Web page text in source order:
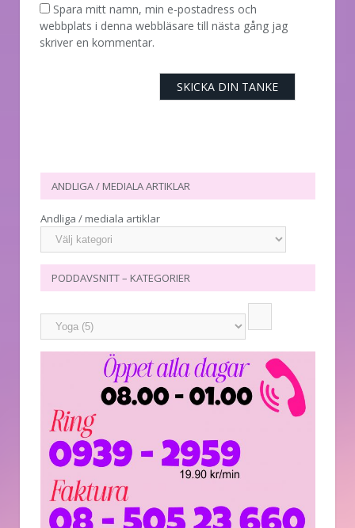
Spara mitt namn, min e-postadress och
webbplats i denna webbläsare till nästa gång jag
skriver en kommentar.
ANDLIGA / MEDIALA ARTIKLAR
Andliga / mediala artiklar
PODDAVSNITT – KATEGORIER